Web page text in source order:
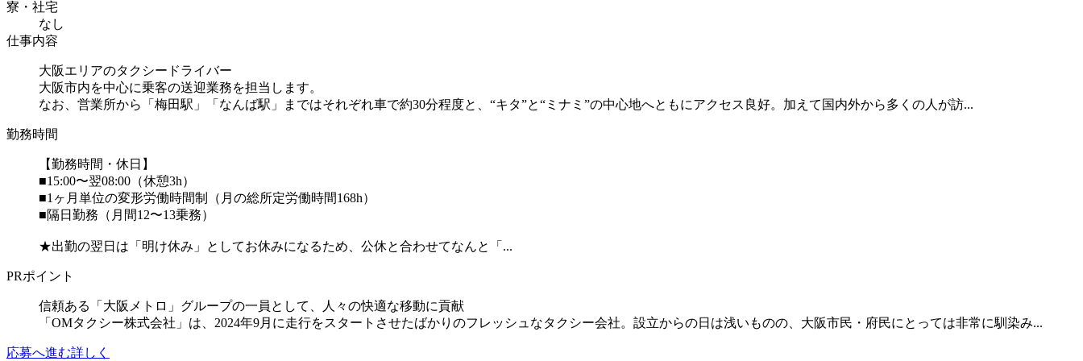
寮・社宅
なし
仕事内容
大阪エリアのタクシードライバー
大阪市内を中心に乗客の送迎業務を担当します。
なお、営業所から「梅田駅」「なんば駅」まではそれぞれ車で約30分程度と、“キタ”と“ミナミ”の中心地へともにアクセス良好。加えて国内外から多くの人が訪...
勤務時間
【勤務時間・休日】
■15:00〜翌08:00（休憩3h）
■1ヶ月単位の変形労働時間制（月の総所定労働時間168h）
■隔日勤務（月間12〜13乗務）
★出勤の翌日は「明け休み」としてお休みになるため、公休と合わせてなんと「...
PRポイント
信頼ある「大阪メトロ」グループの一員として、人々の快適な移動に貢献
「OMタクシー株式会社」は、2024年9月に走行をスタートさせたばかりのフレッシュなタクシー会社。設立からの日は浅いものの、大阪市民・府民にとっては非常に馴染み...
応募へ進む詳しく